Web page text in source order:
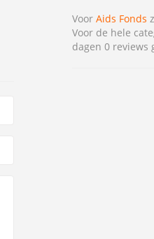
Voor Aids Fonds
Voor de hele
dagen 0 reviews